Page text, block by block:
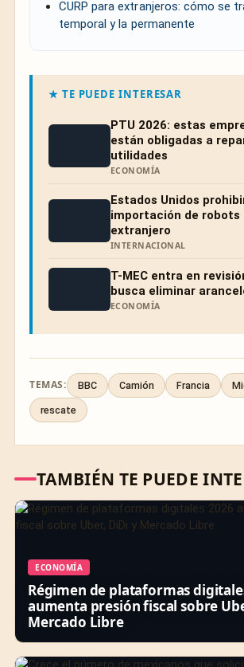
CURP para extranjeros: cómo se
temporal y la permanente
★ TE PUEDE INTERESAR
PTU 2026: estas
están obligadas a
utilidades
ECONOMÍA
Estados Unidos
importación de robots
extranjero
INTERNACIONAL
T-MEC entra en
busca eliminar
ECONOMÍA
TEMAS: BBC Camión Francia
rescate
TAMBIÉN TE PUEDE
ECONOMÍA
Régimen de plataformas
aumenta presión fiscal sobre
Mercado Libre